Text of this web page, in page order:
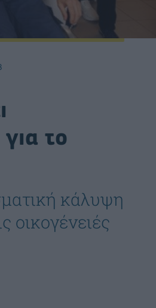
το
κάλυψη
οικογένειές